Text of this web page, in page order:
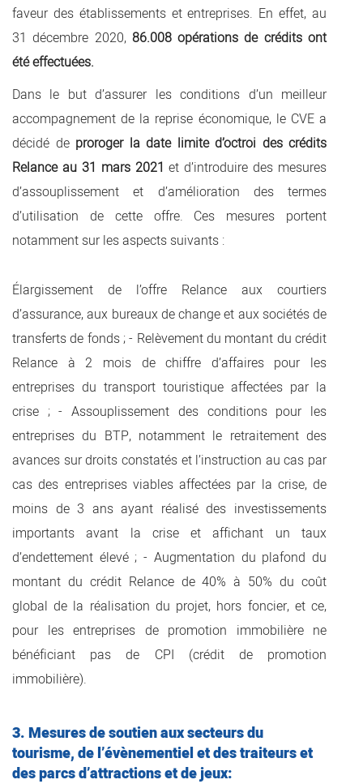
faveur des établissements et entreprises. En effet, au
31 décembre 2020, 86.008 opérations de crédits ont
été effectuées.
Dans le but d’assurer les conditions d’un meilleur
accompagnement de la reprise économique, le CVE a
décidé de proroger la date limite d’octroi des crédits
Relance au 31 mars 2021 et d’introduire des mesures
d’assouplissement et d’amélioration des termes
d’utilisation de cette offre. Ces mesures portent
notamment sur les aspects suivants :
Élargissement de l’offre Relance aux courtiers
d’assurance, aux bureaux de change et aux sociétés de
transferts de fonds ; - Relèvement du montant du crédit
Relance à 2 mois de chiffre d’affaires pour les
entreprises du transport touristique affectées par la
crise ; - Assouplissement des conditions pour les
entreprises du BTP, notamment le retraitement des
avances sur droits constatés et l’instruction au cas par
cas des entreprises viables affectées par la crise, de
moins de 3 ans ayant réalisé des investissements
importants avant la crise et affichant un taux
d’endettement élevé ; - Augmentation du plafond du
montant du crédit Relance de 40% à 50% du coût
global de la réalisation du projet, hors foncier, et ce,
pour les entreprises de promotion immobilière ne
bénéficiant pas de CPI (crédit de promotion
immobilière).
3. Mesures de soutien aux secteurs du
tourisme, de l’évènementiel et des traiteurs et
des parcs d’attractions et de jeux: